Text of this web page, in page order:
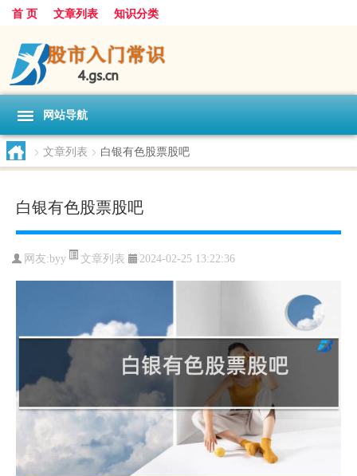
首 页 文章列表 知识分类
网站导航
> 文章列表 > 白银有色股票股吧
白银有色股票股吧
网友:byy 文章列表 2024-02-25 13:22:36